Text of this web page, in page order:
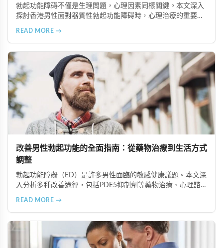
勃起功能障碍不僅是生理問題，心理因素同樣關鍵。本文深入
探討香港男性面對器質性勃起功能障碍時，心理治療的重要注
者更好地恢復性功能健康。
READ MORE →
改善男性勃起功能的全面指南：從藥物治療到生活方式
調整
勃起功能障礙（ED）是許多男性面臨的敏感健康議題。本文深
入分析多種改善途徑，包括PDE5抑制劑等藥物治療、心理諮
動、健康飲食等預防措施，能有效改善性功能並重拾健康的性
READ MORE →